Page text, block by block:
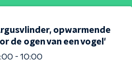
opwarmende
de ogen van een vogel'
- 10:00